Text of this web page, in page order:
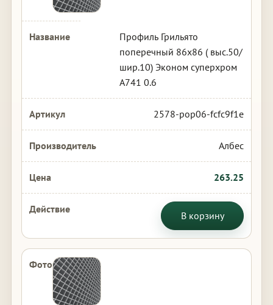
Профиль Грильято
поперечный 86х86 ( выс.50/
шир.10) Эконом суперхром
А741 0.6
2578-pop06-fcfc9f1e
Албес
263.25
В корзину